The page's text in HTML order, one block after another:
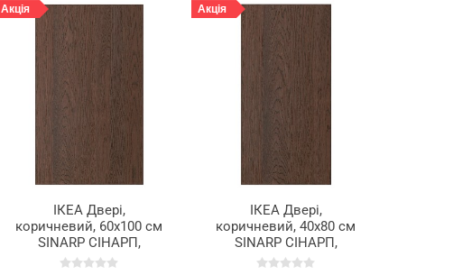
Акція
ІКЕА Двері,
коричневий, 60x100 см
SINARP СІНАРП,
404.041.55
Акція
ІКЕА Двері,
коричневий, 40x80 см
SINARP СІНАРП,
704.041.54